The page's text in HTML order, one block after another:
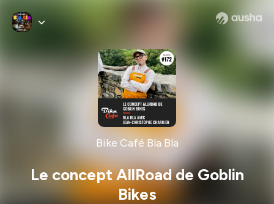
Bike Café Bla Bla
Le concept AllRoad de Goblin
Bikes